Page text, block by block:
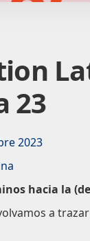
23
2023
hacia la
a